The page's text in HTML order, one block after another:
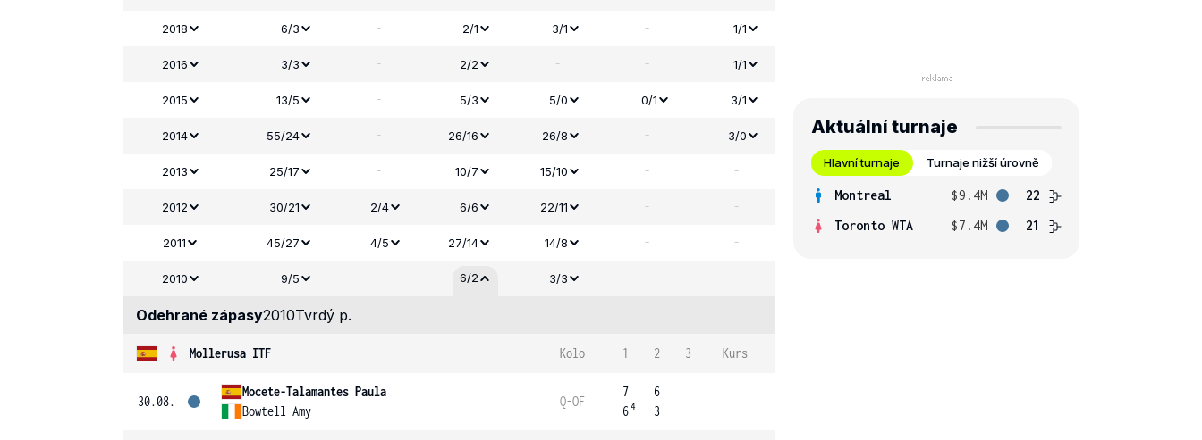
2018 6/3 - 2/1 3/1 - 1/1
2016 3/3 - 2/2 - - 1/1
2015 13/5 - 5/3 5/0 0/1 3/1
2014 55/24 - 26/16 26/8 - 3/0
2013 25/17 - 10/7 15/10 - -
2012 30/21 2/4 6/6 22/11 - -
2011 45/27 4/5 27/14 14/8 - -
2010 9/5 - 6/2 3/3 - -
Odehrané zápasy2010Tvrdý p.
Mollerusa ITF Kolo 1 2 3 Kurs
30.08.
Mocete-Talamantes Paula
Bowtell Amy
Q-OF
7
64
6
3
Aktuální turnaje
Hlavní turnaje Turnaje nižší úrovně
Montreal $9.4M
22
Toronto WTA
$7.4M 21